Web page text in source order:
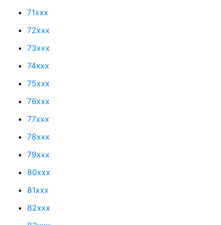
71xxx
72xxx
73xxx
74xxx
75xxx
76xxx
77xxx
78xxx
79xxx
80xxx
81xxx
82xxx